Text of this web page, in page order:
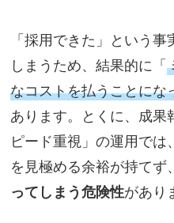
「採用できた」という
しまうため、結果的に「
なコストを払うことにな
あります。とくに、成果
ピード重視」の運用では
を見極める余裕が持てず
ってしまう危険性があり